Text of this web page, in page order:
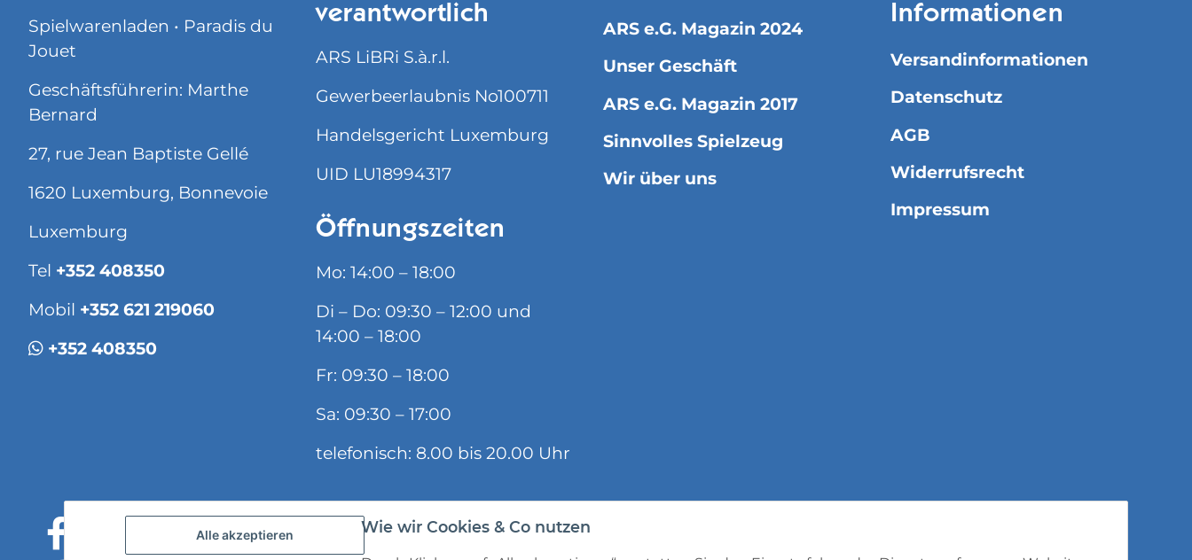
Spielwarenladen • Paradis du
Jouet
Geschäftsführerin: Marthe
Bernard
27, rue Jean Baptiste Gellé
1620 Luxemburg, Bonnevoie
Luxemburg
Tel +352 408350
Mobil +352 621 219060
+352 408350
verantwortlich
ARS LiBRi S.à.r.l.
Gewerbeerlaubnis No100711
Handelsgericht Luxemburg
UID LU18994317
Öffnungszeiten
Mo: 14:00 – 18:00
Di – Do: 09:30 – 12:00 und
14:00 – 18:00
Fr: 09:30 – 18:00
Sa: 09:30 – 17:00
telefonisch: 8.00 bis 20.00 Uhr
ARS e.G. Magazin 2024
Unser Geschäft
ARS e.G. Magazin 2017
Sinnvolles Spielzeug
Wir über uns
Informationen
Versandinformationen
Datenschutz
AGB
Widerrufsrecht
Impressum
Alle akzeptieren Wie wir Cookies & Co nutzen